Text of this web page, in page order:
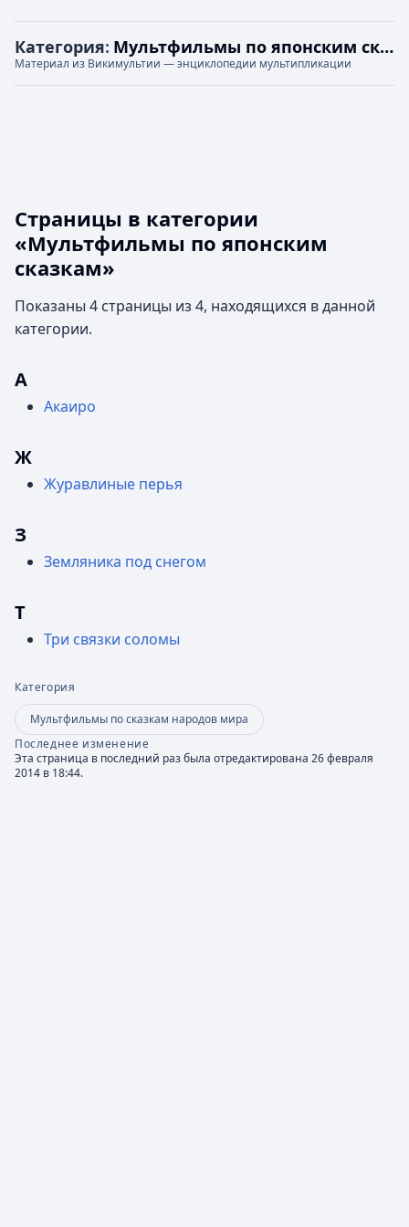
Категория: Мультфильмы по японским сказкам
Материал из Викимультии — энциклопедии мультипликации
Страницы в категории
«Мультфильмы по японским
сказкам»
Показаны 4 страницы из 4, находящихся в данной
категории.
А
Акаиро
Ж
Журавлиные перья
З
Земляника под снегом
Т
Три связки соломы
Категория
Мультфильмы по сказкам народов мира
Последнее изменение
Эта страница в последний раз была отредактирована 26 февраля
2014 в 18:44.